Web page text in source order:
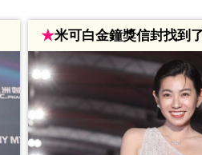
★米可白金鐘獎信封找到